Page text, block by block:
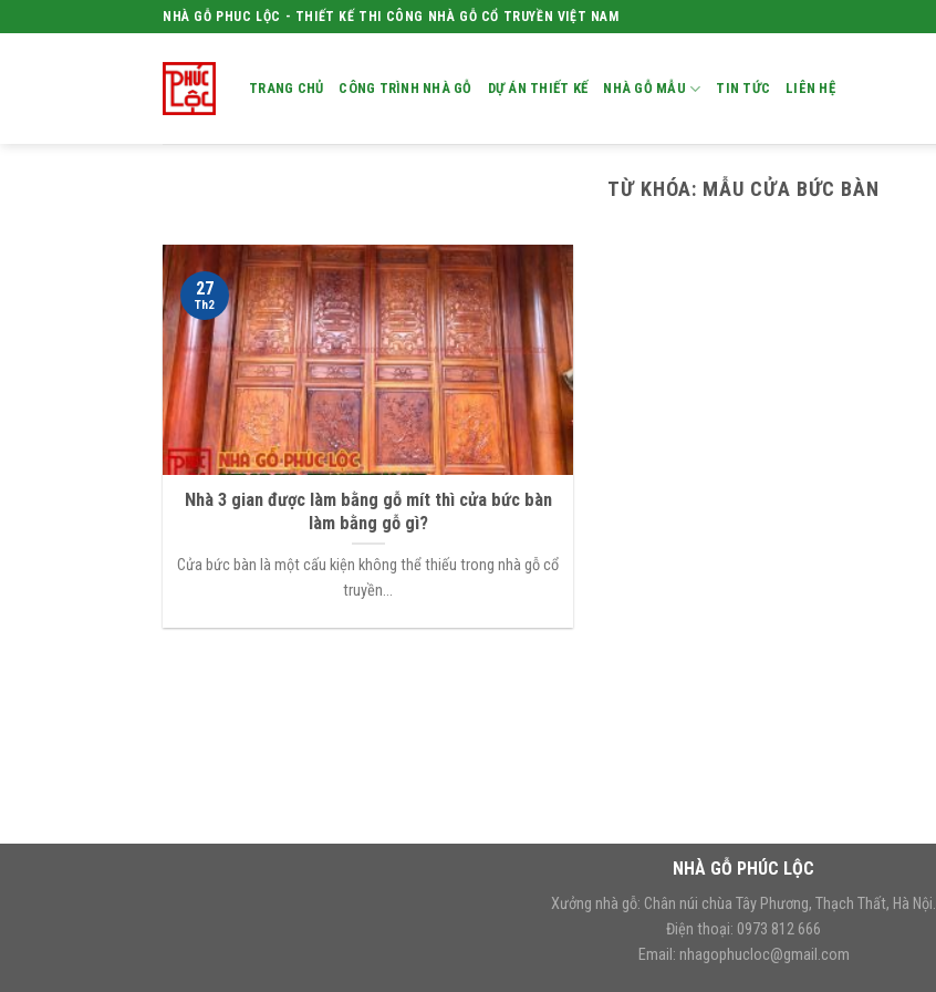
to
NHÀ GỖ PHUC LỘC - THIẾT KẾ THI CÔNG NHÀ GỖ CỔ TRUYỀN VIỆT NAM
TRANG CHỦ CÔNG TRÌNH NHÀ GỖ DỰ ÁN THIẾT KẾ NHÀ GỖ MẪU TIN TỨC LIÊN HỆ
TỪ KHÓA: MẪU CỬA BỨC BÀN
Nhà 3 gian được làm bằng gỗ mít thì cửa bức bàn
làm bằng gỗ gì?
Cửa bức bàn là một cấu kiện không thể thiếu trong nhà gỗ cổ
truyền...
27
Th2
NHÀ GỖ PHÚC LỘC
Xưởng nhà gỗ: Chân núi chùa Tây Phương, Thạch Thất, Hà Nội.
Điện thoại: 0973 812 666
Email: nhagophucloc@gmail.com